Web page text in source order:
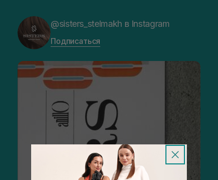
@sisters_stelmakh в Instagram
Подписаться